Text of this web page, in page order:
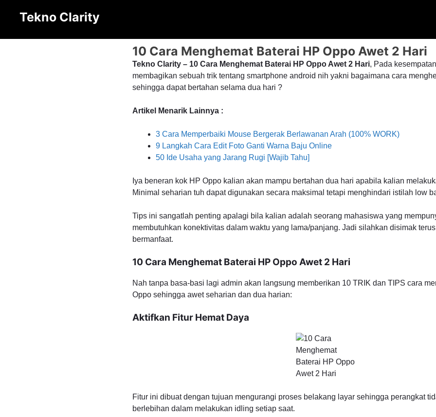
Tekno Clarity
10 Cara Menghemat Baterai HP Oppo Awet 2 Hari
Tekno Clarity – 10 Cara Menghemat Baterai HP Oppo Awet 2 Hari, Pada
membagikan sebuah trik tentang smartphone android nih yakni bagaimana cara
sehingga dapat bertahan selama dua hari ?
Artikel Menarik Lainnya :
3 Cara Memperbaiki Mouse Bergerak Berlawanan Arah (100% WORK)
9 Langkah Cara Edit Foto Ganti Warna Baju Online
50 Ide Usaha yang Jarang Rugi [Wajib Tahu]
Iya beneran kok HP Oppo kalian akan mampu bertahan dua hari apabila kalian
Minimal seharian tuh dapat digunakan secara maksimal tetapi menghindari istilah low
Tips ini sangatlah penting apalagi bila kalian adalah seorang mahasiswa yang
membutuhkan konektivitas dalam waktu yang lama/panjang. Jadi silahkan disimak
bermanfaat.
10 Cara Menghemat Baterai HP Oppo Awet 2 Hari
Nah tanpa basa-basi lagi admin akan langsung memberikan 10 TRIK dan TIPS cara
Oppo sehingga awet seharian dan dua harian:
Aktifkan Fitur Hemat Daya
Fitur ini dibuat dengan tujuan mengurangi proses belakang layar sehingga perangkat
berlebihan dalam melakukan idling setiap saat.